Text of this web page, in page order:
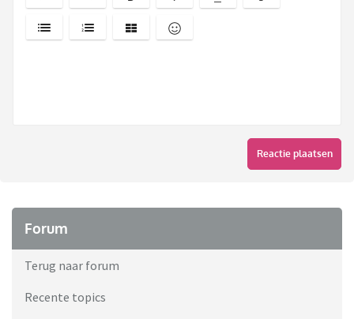
Reactie plaatsen
Forum
Terug naar forum
Recente topics